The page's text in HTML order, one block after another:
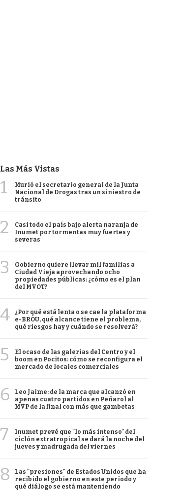
Las Más Vistas
1
Murió el secretario general de la Junta
Nacional de Drogas tras un siniestro de
tránsito
2
Casi todo el país bajo alerta naranja de
Inumet por tormentas muy fuertes y
severas
3
Gobierno quiere llevar mil familias a
Ciudad Vieja aprovechando ocho
propiedades públicas: ¿cómo es el plan
del MVOT?
4
¿Por qué está lenta o se cae la plataforma
e-BROU, qué alcance tiene el problema,
qué riesgos hay y cuándo se resolverá?
5
El ocaso de las galerías del Centro y el
boom en Pocitos: cómo se reconfigura el
mercado de locales comerciales
6
Leo Jaime: de la marca que alcanzó en
apenas cuatro partidos en Peñarol al
MVP de la final con más que gambetas
7
Inumet prevé que "lo más intenso" del
ciclón extratropical se dará la noche del
jueves y madrugada del viernes
8
Las "presiones" de Estados Unidos que ha
recibido el gobierno en este período y
qué diálogo se está manteniendo